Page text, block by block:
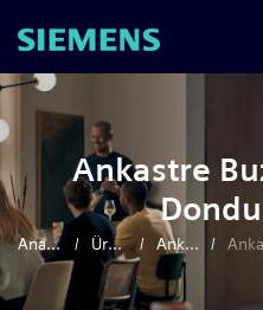
Ankastre
Anasayfa Ürünler Ankastre